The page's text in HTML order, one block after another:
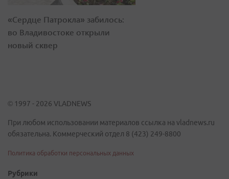
«Сердце Патрокла» забилось:
во Владивостоке открыли
новый сквер
© 1997 - 2026 VLADNEWS
При любом использовании материалов ссылка на vladnews.ru
обязательна. Коммерческий отдел 8 (423) 249-8800
Политика обработки персональных данных
Рубрики